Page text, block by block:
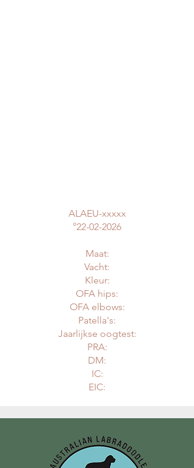
ALAEU-xxxxx
°22-02-2026
Maat:
Vacht:
Kleur:
OFA hips:
OFA elbows:
Patella's:
Jaarlijkse oogtest:
PRA:
DM:
IC:
EIC: